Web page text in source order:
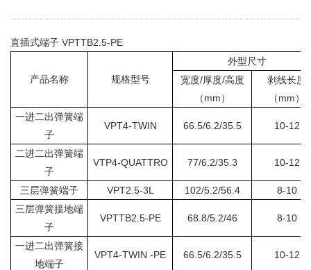
直插式端子 VPTTB2.5-PE
产品名称 规格型号
外型尺寸
宽度/厚度/高度
（mm）
剥线长度
（mm）
一进二出弹簧端
子
VPT4-TWIN 66.5/6.2/35.5 10-12
二进二出弹簧端
子
VTP4-QUATTRO 77/6.2/35.3 10-12
三层弹簧端子 VPT2.5-3L 102/5.2/56.4
8-10
三层弹簧接地端
子
VPTTB2.5-PE 68.8/5.2/46 8-10
一进二出弹簧接
地端子
VPT4-TWIN -PE 66.5/6.2/35.5 10-12